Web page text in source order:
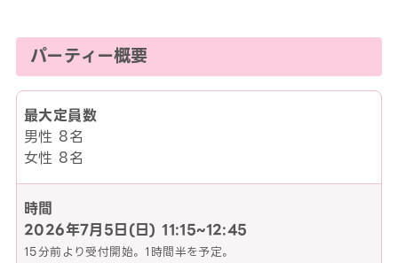
パーティー概要
最大定員数
男性 8名
女性 8名
時間
2026年7月5日(日)11:15~12:45
15分前より受付開始。1時間半を予定。